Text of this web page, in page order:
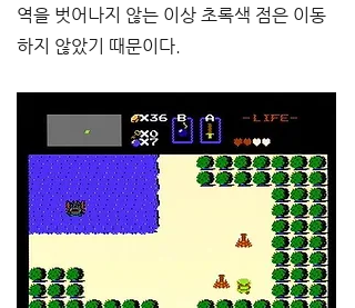
역을 벗어나지 않는 이상 초록색 점은 이동
하지 않았기 때문이다.